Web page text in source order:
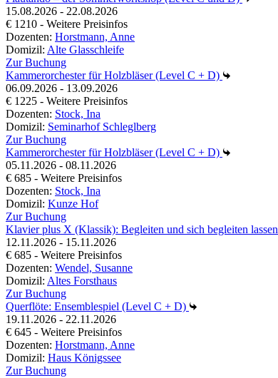
15.08.2026 - 22.08.2026
€ 1210 - Weitere Preisinfos
Dozenten: Horstmann, Anne
Domizil: Alte Glasschleife
Zur Buchung
Kammerorchester für Holzbläser (Level C + D)
06.09.2026 - 13.09.2026
€ 1225 - Weitere Preisinfos
Dozenten: Stock, Ina
Domizil: Seminarhof Schleglberg
Zur Buchung
Kammerorchester für Holzbläser (Level C + D)
05.11.2026 - 08.11.2026
€ 685 - Weitere Preisinfos
Dozenten: Stock, Ina
Domizil: Kunze Hof
Zur Buchung
Klavier plus X (Klassik): Begleiten und sich begleiten lassen
12.11.2026 - 15.11.2026
€ 685 - Weitere Preisinfos
Dozenten: Wendel, Susanne
Domizil: Altes Forsthaus
Zur Buchung
Querflöte: Ensemblespiel (Level C + D)
19.11.2026 - 22.11.2026
€ 645 - Weitere Preisinfos
Dozenten: Horstmann, Anne
Domizil: Haus Königssee
Zur Buchung